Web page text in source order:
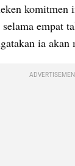
komitmen
empat
ia